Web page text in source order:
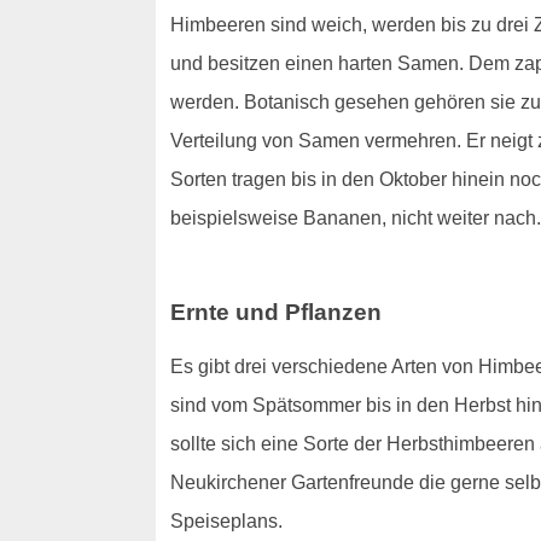
Himbeeren sind weich, werden bis zu
und besitzen einen harten Samen. Dem
werden. Botanisch gesehen gehören sie
Verteilung von Samen vermehren. Er
Sorten tragen bis in den Oktober hinein
beispielsweise Bananen, nicht weiter
Ernte und Pflanzen
Es gibt drei verschiedene Arten von
sind vom Spätsommer bis in den Herbst
sollte sich eine Sorte der
Neukirchener Gartenfreunde die gerne
Speiseplans.